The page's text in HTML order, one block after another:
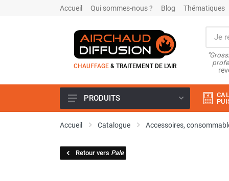
Accueil Qui sommes-nous ? Blog Thématiques
CHAUFFAGE & TRAITEMENT DE L'AIR
Climatiseur
Climatiseur mobile résidentiel et
PRODUITS
Accueil Catalogue Accessoires,
Retour vers Pale